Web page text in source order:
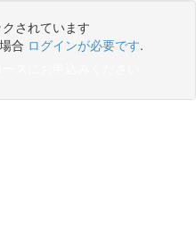
されています
合 ログインが必要です.